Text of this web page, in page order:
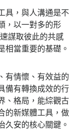
，與人溝通是不
，以一對多的形
謀取彼此的共感
相當重要的基礎。
情懷、有效益的
備有轉換成效的行
、格局，能綜觀古
的新媒體工具，做
久安的核心關鍵。